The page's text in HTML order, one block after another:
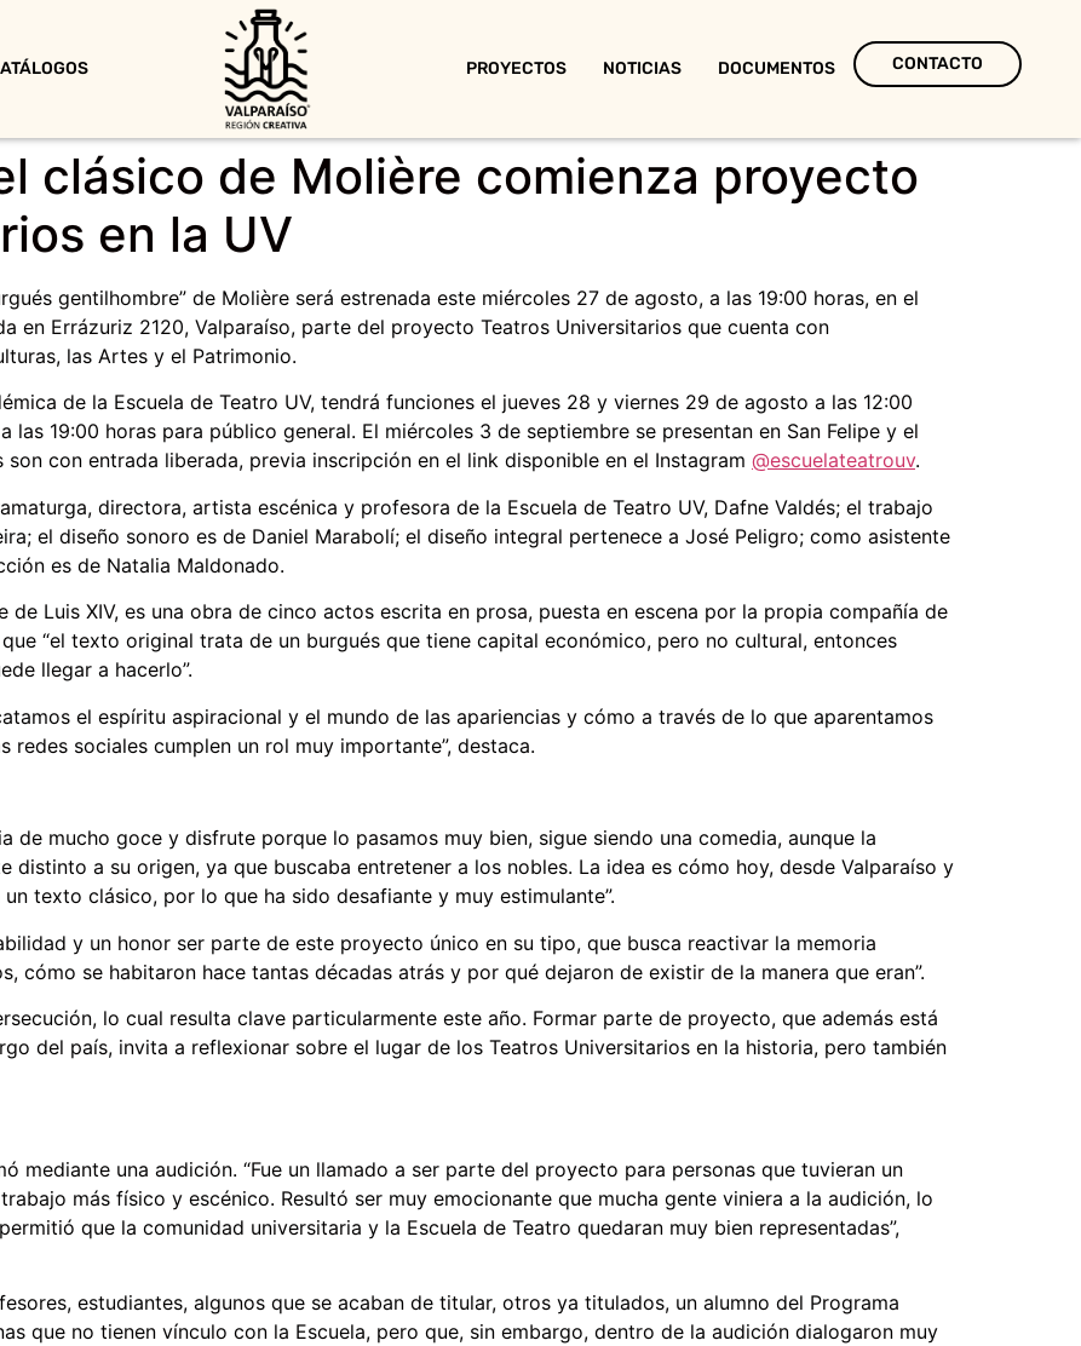
PROYECTOS NOTICIAS DOCUMENTOS CONTACTO
clásico de Molière comienza proyecto
en la UV
gentilhombre” de Molière será estrenada este miércoles 27 de agosto, a las 19:00 horas, en el
en Errázuriz 2120, Valparaíso, parte del proyecto Teatros Universitarios que cuenta con
las Artes y el Patrimonio.
de la Escuela de Teatro UV, tendrá funciones el jueves 28 y viernes 29 de agosto a las 12:00
las 19:00 horas para público general. El miércoles 3 de septiembre se presentan en San Felipe y el
con entrada liberada, previa inscripción en el link disponible en el Instagram @escuelateatrouv.
directora, artista escénica y profesora de la Escuela de Teatro UV, Dafne Valdés; el trabajo
el diseño sonoro es de Daniel Marabolí; el diseño integral pertenece a José Peligro; como asistente
es de Natalia Maldonado.
Luis XIV, es una obra de cinco actos escrita en prosa, puesta en escena por la propia compañía de
“el texto original trata de un burgués que tiene capital económico, pero no cultural, entonces
llegar a hacerlo”.
el espíritu aspiracional y el mundo de las apariencias y cómo a través de lo que aparentamos
redes sociales cumplen un rol muy importante”, destaca.
de mucho goce y disfrute porque lo pasamos muy bien, sigue siendo una comedia, aunque la
distinto a su origen, ya que buscaba entretener a los nobles. La idea es cómo hoy, desde Valparaíso y
texto clásico, por lo que ha sido desafiante y muy estimulante”.
y un honor ser parte de este proyecto único en su tipo, que busca reactivar la memoria
cómo se habitaron hace tantas décadas atrás y por qué dejaron de existir de la manera que eran”.
lo cual resulta clave particularmente este año. Formar parte de proyecto, que además está
del país, invita a reflexionar sobre el lugar de los Teatros Universitarios en la historia, pero también
mediante una audición. “Fue un llamado a ser parte del proyecto para personas que tuvieran un
más físico y escénico. Resultó ser muy emocionante que mucha gente viniera a la audición, lo
que la comunidad universitaria y la Escuela de Teatro quedaran muy bien representadas”,
estudiantes, algunos que se acaban de titular, otros ya titulados, un alumno del Programa
que no tienen vínculo con la Escuela, pero que, sin embargo, dentro de la audición dialogaron muy